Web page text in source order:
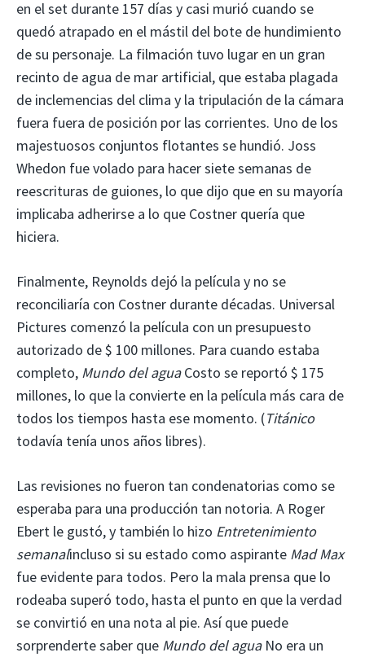
en el set durante 157 días y casi murió cuando se
quedó atrapado en el mástil del bote de hundimiento
de su personaje. La filmación tuvo lugar en un gran
recinto de agua de mar artificial, que estaba plagada
de inclemencias del clima y la tripulación de la cámara
fuera fuera de posición por las corrientes. Uno de los
majestuosos conjuntos flotantes se hundió. Joss
Whedon fue volado para hacer siete semanas de
reescrituras de guiones, lo que dijo que en su mayoría
implicaba adherirse a lo que Costner quería que
hiciera.
Finalmente, Reynolds dejó la película y no se
reconciliaría con Costner durante décadas. Universal
Pictures comenzó la película con un presupuesto
autorizado de $ 100 millones. Para cuando estaba
completo, Mundo del aguaCosto se reportó $ 175
millones, lo que la convierte en la película más cara de
todos los tiempos hasta ese momento. (Titánico
todavía tenía unos años libres).
Las revisiones no fueron tan condenatorias como se
esperaba para una producción tan notoria. A Roger
Ebert le gustó, y también lo hizo Entretenimiento
semanalincluso si su estado como aspirante Mad Max
fue evidente para todos. Pero la mala prensa que lo
rodeaba superó todo, hasta el punto en que la verdad
se convirtió en una nota al pie. Así que puede
sorprenderte saber que Mundo del aguaNo era un